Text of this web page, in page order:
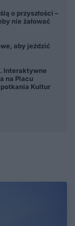
o przyszłości –
nie żałować
aby jeździć
Interaktywne
na Placu
Kultur